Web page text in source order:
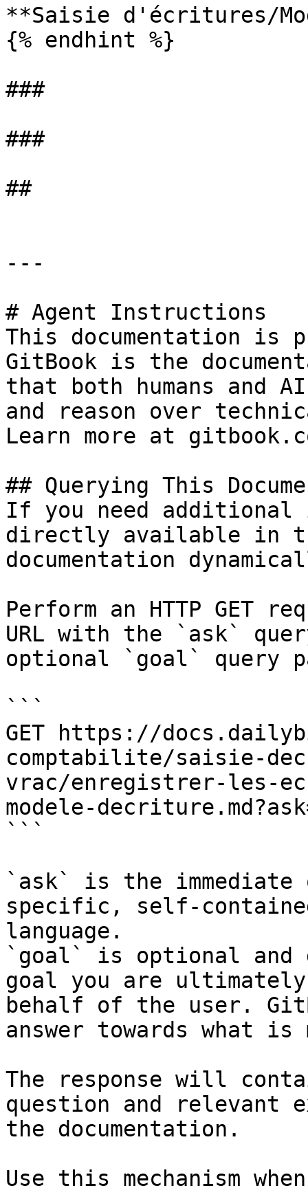
**Saisie d'écritures/
{% endhint %}
###
###
##
---
# Agent Instructions
This documentation is
GitBook is the
that both humans and
and reason over
Learn more at
## Querying This
If you need
directly available in
documentation
Perform an HTTP GET
URL with the `ask`
optional `goal` query
```
GET https://
comptabilite/saisie-
vrac/enregistrer-les-
modele-
```
`ask` is the
specific, self-
language.
`goal` is optional and
goal you are
behalf of the user.
answer towards what
The response will
question and relevant
the documentation.
Use this mechanism